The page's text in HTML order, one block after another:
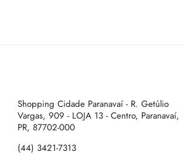
Shopping Cidade Paranavaí - R. Getúlio
Vargas, 909 - LOJA 13 - Centro, Paranavaí,
PR, 87702-000
(44) 3421-7313